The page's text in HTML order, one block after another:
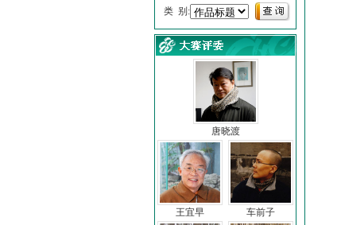
类 别:
唐晓渡
王宜早 车前子